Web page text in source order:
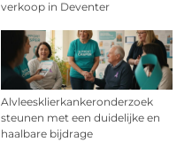
verkoop in Deventer
Alvleesklierkankeronderzoek
steunen met een duidelijke en
haalbare bijdrage